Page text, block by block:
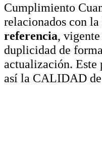
Cumplimiento
relacionados con
referencia,
duplicidad de
actualización. Este
así la CALIDAD